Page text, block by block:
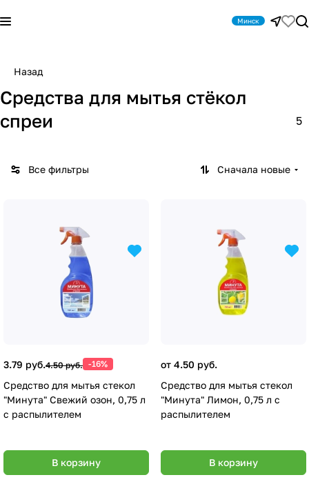
Минск
Назад
Средства для мытья стёкол
спреи
5
Все фильтры Сначала новые
3.79 руб.4.50 руб. -16%
Средство для мытья стекол
"Минута" Свежий озон, 0,75 л
с распылителем
В корзину
от 4.50 руб.
Средство для мытья стекол
"Минута" Лимон, 0,75 л с
распылителем
В корзину